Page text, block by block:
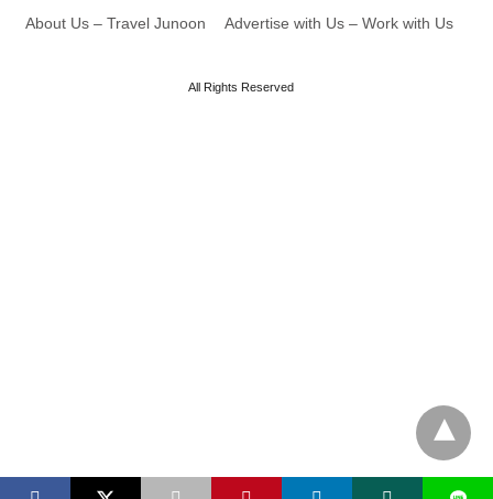
About Us – Travel Junoon Advertise with Us – Work with Us
All Rights Reserved